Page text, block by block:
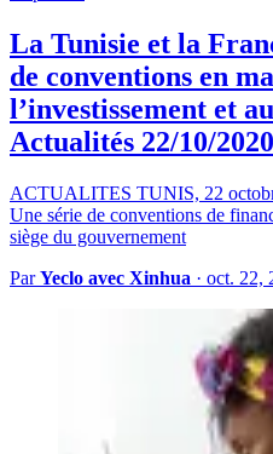
La Tunisie et la
de conventions en
l’investissement et
Actualités 22/10/2020
ACTUALITES TUNIS, 22
Une série de conventions de
siège du gouvernement
ParYeclo avec Xinhua · oct. 22,